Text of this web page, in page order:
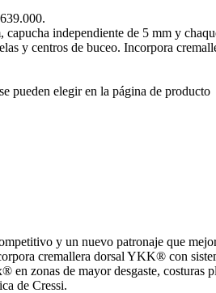
independiente de 5 mm y
y centros de buceo. Incorpora
pueden elegir en la página de producto
y un nuevo patronaje que
cremallera dorsal YKK® con
zonas de mayor desgaste,
de Cressi.